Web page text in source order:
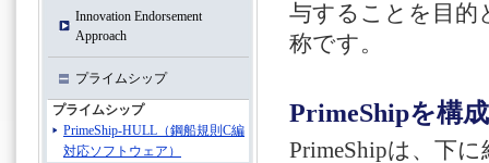
与することを目的
称です。
PrimeShipを構
PrimeShipは、下
Innovation Endorsement
Approach
プライムシップ
プライムシップ
PrimeShip-HULL（鋼船規則C編
対応ソフトウェア）